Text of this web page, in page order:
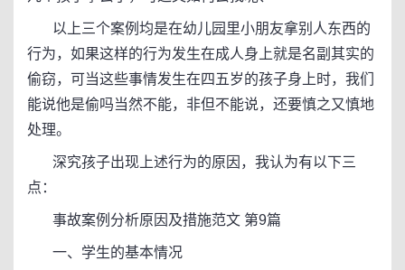
以上三个案例均是在幼儿园里小朋友拿别人东西的
行为，如果这样的行为发生在成人身上就是名副其实的
偷窃，可当这些事情发生在四五岁的孩子身上时，我们
能说他是偷吗当然不能，非但不能说，还要慎之又慎地
处理。
深究孩子出现上述行为的原因，我认为有以下三
点：
事故案例分析原因及措施范文 第9篇
一、学生的基本情况